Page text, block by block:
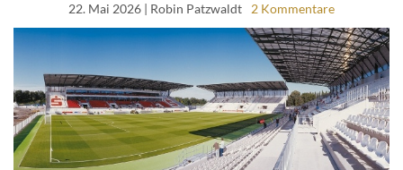
22. Mai 2026 | Robin Patzwaldt 2 Kommentare